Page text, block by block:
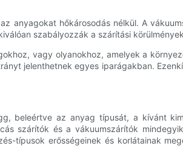
anyagokat hőkárosodás nélkül. A
szabályozzák a szárítási
vagy olyanokhoz, amelyek a
jelenthetnek egyes iparágakban.
beleértve az anyag típusát, a kívánt
szárítók és a vákuumszárítók
típusok erősségeinek és korlátainak